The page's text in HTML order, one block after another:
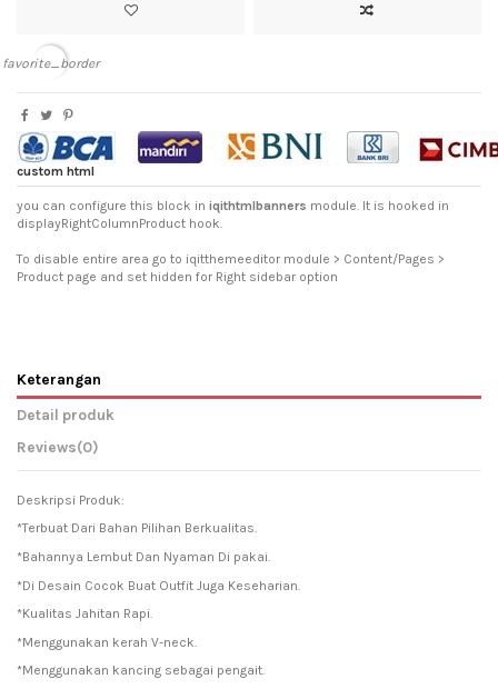
favorite_border
custom html
you can configure this block in iqithtmlbanners module. It is hooked in
displayRightColumnProduct hook.
To disable entire area go to iqitthemeeditor module > Content/Pages >
Product page and set hidden for Right sidebar option
Keterangan
Detail produk
Reviews(0)
Deskripsi Produk:
*Terbuat Dari Bahan Pilihan Berkualitas.
*Bahannya Lembut Dan Nyaman Di pakai.
*Di Desain Cocok Buat Outfit Juga Keseharian.
*Kualitas Jahitan Rapi.
*Menggunakan kerah V-neck.
*Menggunakan kancing sebagai pengait.